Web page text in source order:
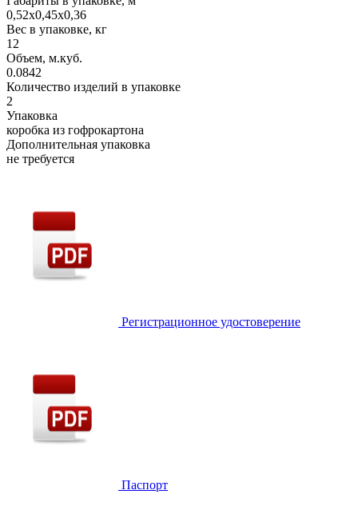
0,52х0,45х0,36
Вес в упаковке, кг
12
Объем, м.куб.
0.0842
Количество изделий в упаковке
2
Упаковка
коробка из гофрокартона
Дополнительная упаковка
не требуется
Регистрационное удостоверение
Паспорт